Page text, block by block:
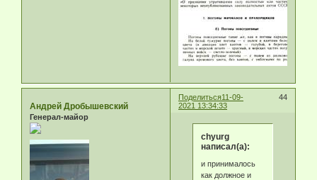
Поделиться 44
11-09-
2021 13:34:33
Андрей Дробышевский
Генерал-майор
chyurg
написал(а):
и принималось
как должное и